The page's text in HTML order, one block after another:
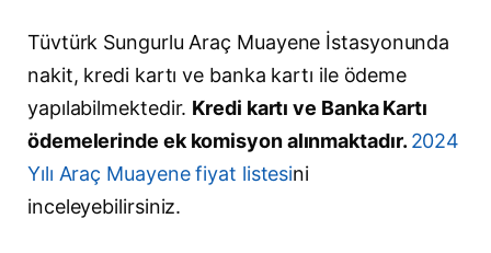
Tüvtürk Sungurlu Araç Muayene İstasyonunda
nakit, kredi kartı ve banka kartı ile ödeme
yapılabilmektedir. Kredi kartı ve Banka Kartı
ödemelerinde ek komisyon alınmaktadır. 2024
Yılı Araç Muayene fiyat listesini
inceleyebilirsiniz.